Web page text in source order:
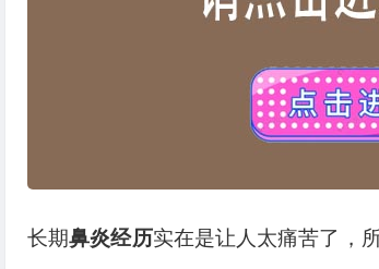
长期鼻炎经历实在是让人太痛苦了，